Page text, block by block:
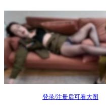
登录/注册后可看大图